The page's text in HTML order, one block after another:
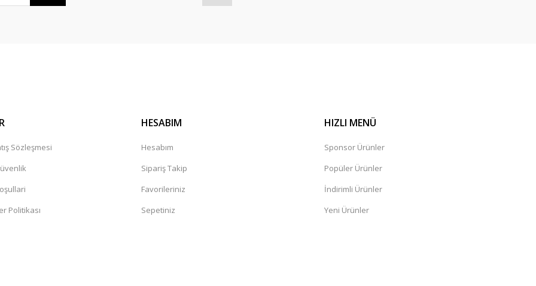
Sözleşmesi
Politikası
HESABIM
Hesabım
Sipariş Takip
Favorileriniz
Sepetiniz
HIZLI MENÜ
Sponsor Ürünler
Popüler Ürünler
İndirimli Ürünler
Yeni Ürünler